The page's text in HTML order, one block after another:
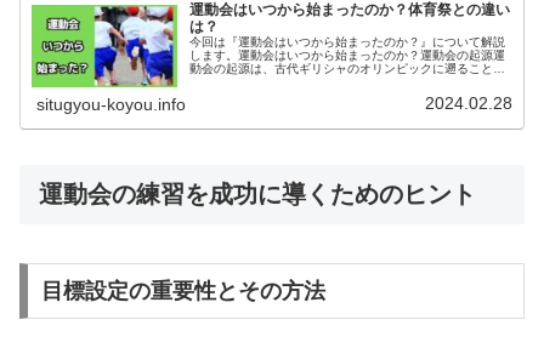
運動会はいつから始まったのか？体育祭との違い
は？
今回は『運動会はいつから始まったのか？』について解説
します。運動会はいつから始まったのか？運動会の起源運
動会の起源は、古代ギリシャのオリンピックに遡ることが
situgyou-koyou.info 2024.02.28
運動会の練習を成功に導くためのヒント
目標設定の重要性とその方法